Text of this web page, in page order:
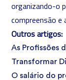
organizando-o
compreensão e
Outros artigos:
As Profissões
Transformar
O salário do